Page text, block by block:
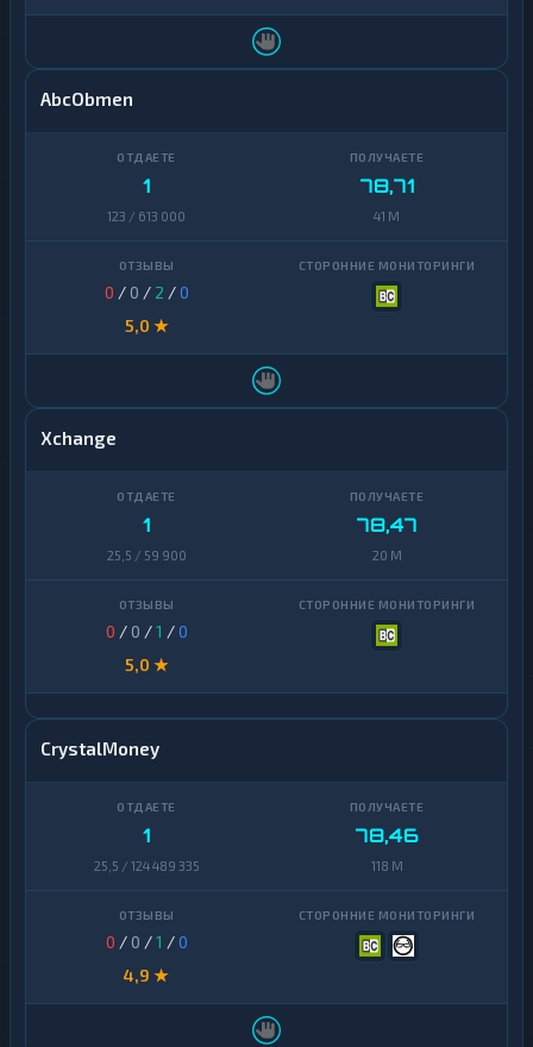
AbcObmen
1
123 / 613 000
78,71
41 M
0 / 0 / 2 /0
5,0 ★
Xchange
1
25,5 / 59 900
78,47
20 M
0 / 0 /1 /0
5,0 ★
CrystalMoney
1
25,5 / 124 489 335
78,46
118 M
0 / 0 /1 /0
4,9 ★